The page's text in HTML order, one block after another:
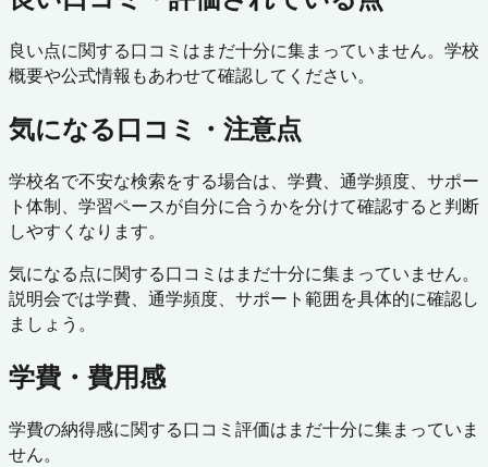
良い点に関する口コミはまだ十分に集まっていません。学校
概要や公式情報もあわせて確認してください。
気になる口コミ・注意点
学校名で不安な検索をする場合は、学費、通学頻度、サポー
ト体制、学習ペースが自分に合うかを分けて確認すると判断
しやすくなります。
気になる点に関する口コミはまだ十分に集まっていません。
説明会では学費、通学頻度、サポート範囲を具体的に確認し
ましょう。
学費・費用感
学費の納得感に関する口コミ評価はまだ十分に集まっていま
せん。